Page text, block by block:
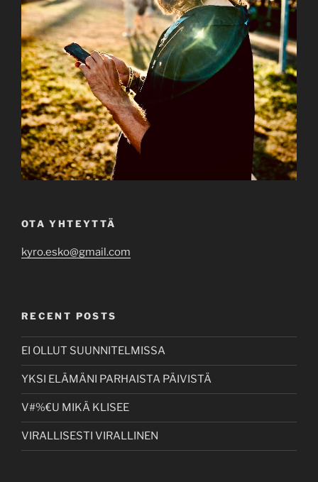
OTA YHTEYTTÄ
kyro.esko@gmail.com
RECENT POSTS
EI OLLUT SUUNNITELMISSA
YKSI ELÄMÄNI PARHAISTA PÄIVISTÄ
V#%€U MIKÄ KLISEE
VIRALLISESTI VIRALLINEN